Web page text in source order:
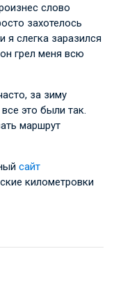
слово
захотелось
я слегка заразился
грел меня всю
за зиму
это были так.
маршрут
сайт
километровки